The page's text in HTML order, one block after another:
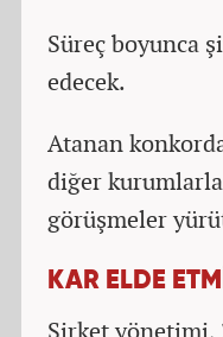
Süreç boyunca
edecek.
Atanan
diğer kurumlarla
görüşmeler
KAR ELDE
Şirket yönetimi,